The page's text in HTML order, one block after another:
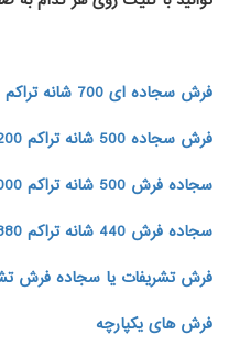
فرش سجاده ای 700 شانه تراکم 2550
فرش سجاده 500 شانه تراکم 1200
سجاده فرش 500 شانه تراکم 1000
سجاده فرش 440 شانه تراکم 880
فرش تشریفات یا سجاده فرش
فرش های یکپارچه